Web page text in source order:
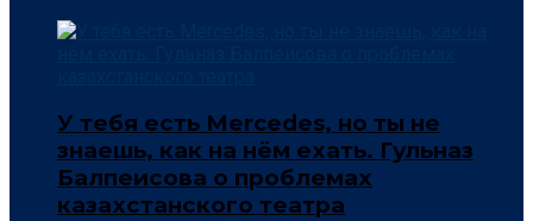
У тебя есть Mercedes, но ты не
знаешь, как на нём ехать. Гульназ
Балпеисова о проблемах
казахстанского театра